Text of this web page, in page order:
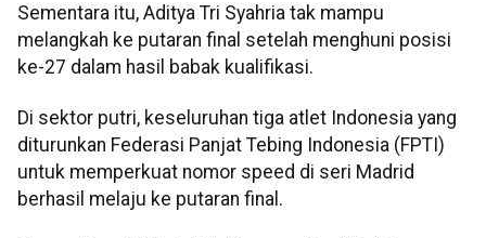
Sementara itu, Aditya Tri Syahria tak mampu
melangkah ke putaran final setelah menghuni posisi
ke-27 dalam hasil babak kualifikasi.
Di sektor putri, keseluruhan tiga atlet Indonesia yang
diturunkan Federasi Panjat Tebing Indonesia (FPTI)
untuk memperkuat nomor speed di seri Madrid
berhasil melaju ke putaran final.